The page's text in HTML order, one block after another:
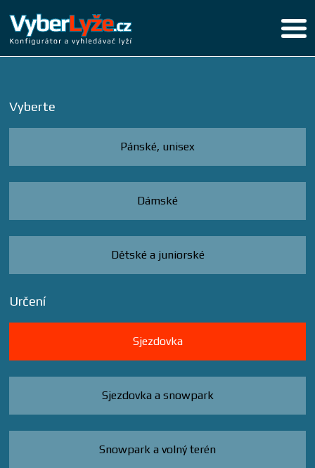
Vyberte
Pánské, unisex
Dámské
Dětské a juniorské
Určení
Sjezdovka
Sjezdovka a snowpark
Snowpark a volný terén